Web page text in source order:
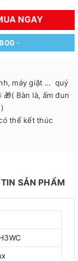
NGAY
-
máy giặt ... quý
🎁( Bàn là, ấm đun
thể kết thúc
SẢN PHẨM